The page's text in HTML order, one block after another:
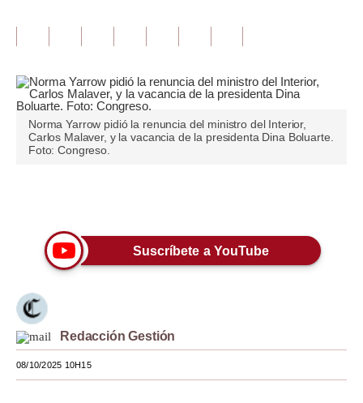
Opinión
Editorial
Pregunta de hoy
Blogs
Viajes
Moda
Estilos
Mundo
EEUU
Norma Yarrow pidió la renuncia del ministro del Interior,
Carlos Malaver, y la vacancia de la presidenta Dina Boluarte.
Foto: Congreso.
Suscríbete a YouTube
Redacción Gestión
08/10/2025 10H15